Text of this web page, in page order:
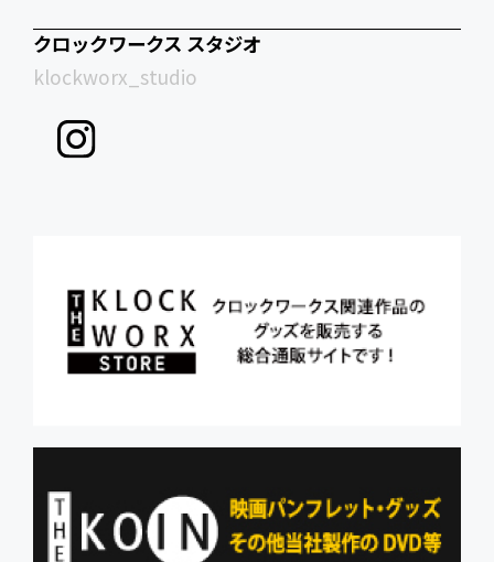
クロックワークス スタジオ
klockworx_studio